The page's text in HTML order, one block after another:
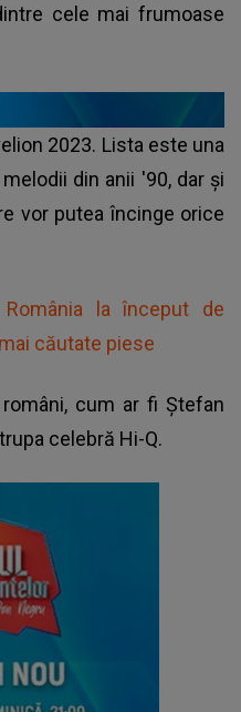
cele mai frumoase
2023. Lista este una
din anii '90, dar și
vor putea încinge orice
la început de
căutate piese
cum ar fi Ștefan
celebră Hi-Q.